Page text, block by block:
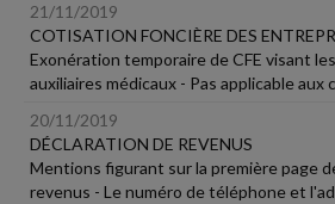
21/11/2019
COTISATION FONCIÈRE DES
Exonération temporaire de CFE visant
auxiliaires médicaux - Pas applicable aux
20/11/2019
DÉCLARATION DE REVENUS
Mentions figurant sur la première page
revenus - Le numéro de téléphone et